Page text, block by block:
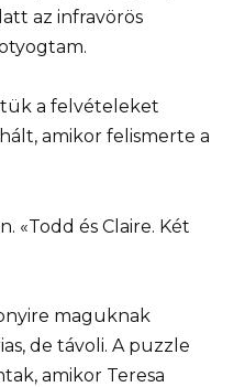
az infravörös
a felvételeket
amikor felismerte a
«Todd és Claire. Két
maguknak
de távoli. A puzzle
amikor Teresa